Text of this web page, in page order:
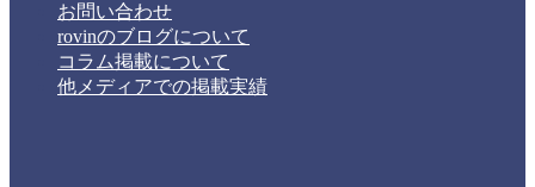
お問い合わせ
rovinのブログについて
コラム掲載について
他メディアでの掲載実績